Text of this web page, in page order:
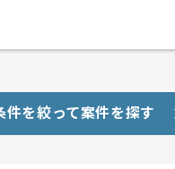
件を絞って案件を探す